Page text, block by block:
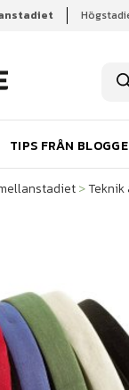
u
k
t
s
ö
k
TIPS FRÅN
Teknik
>Teknik